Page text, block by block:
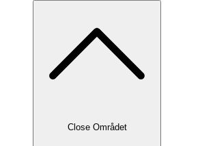
Close Området